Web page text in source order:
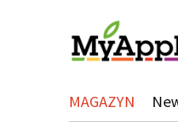
MAGAZYN